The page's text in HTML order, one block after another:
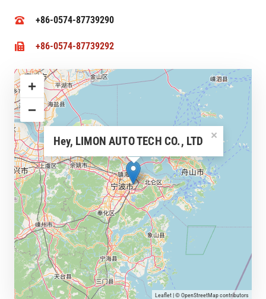
+86-0574-87739290
+86-0574-87739292
Hey, LIMON AUTO TECH CO., LTD ×
+
−
Leaflet| ©OpenStreetMapcontributors